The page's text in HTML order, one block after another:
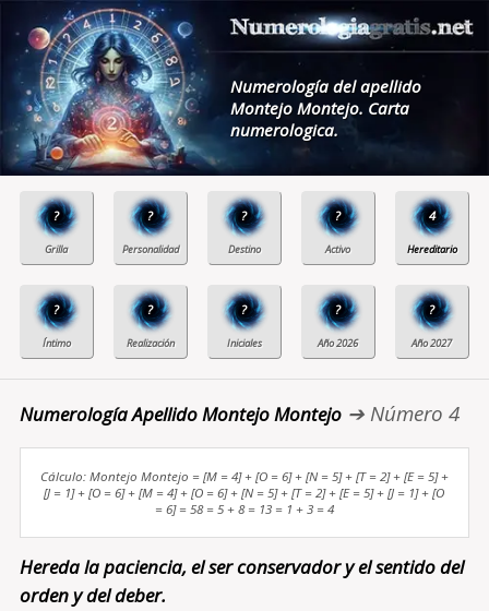
Numerología del apellido
Montejo Montejo. Carta
numerologica.
? ? ? ? 4
? ? ? ? ?
Numerología Apellido Montejo Montejo➔ Número 4
Cálculo: Montejo Montejo = [M = 4] + [O = 6] + [N = 5] + [T = 2] + [E = 5] +
[J = 1] + [O = 6] + [M = 4] + [O = 6] + [N = 5] + [T = 2] + [E = 5] + [J = 1] + [O
= 6] = 58 = 5 + 8 = 13 = 1 + 3 = 4
Hereda la paciencia, el ser conservador y el sentido del
orden y del deber.